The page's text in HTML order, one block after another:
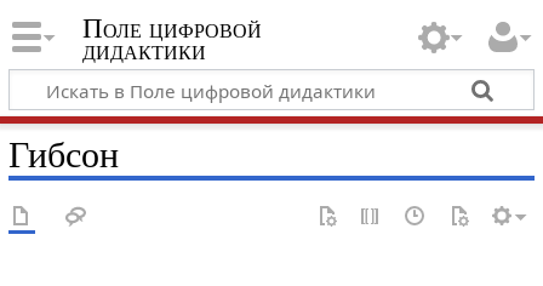
Поле цифровой
дидактики
Гибсон